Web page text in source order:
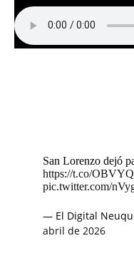
San Lorenzo dejó
https://t.co/
pic.twitter.com/
— El Digital
abril de 2026